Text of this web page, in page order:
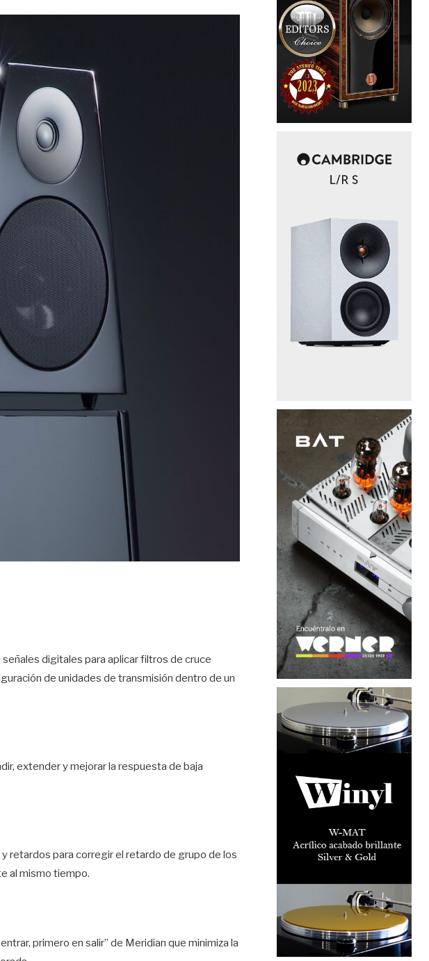
digitales para aplicar filtros de cruce
de unidades de transmisión dentro de un
extender y mejorar la respuesta de baja
retardos para corregir el retardo de grupo de los
al mismo tiempo.
primero en salir” de Meridian que minimiza la